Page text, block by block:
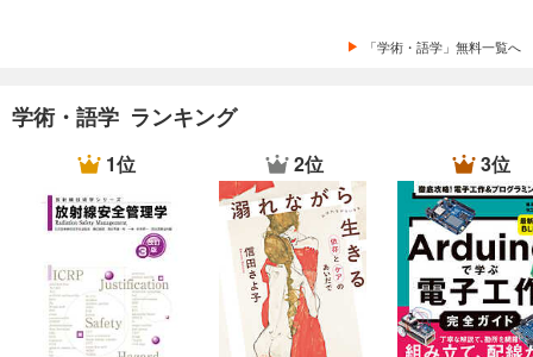
「学術・語学」無料一覧へ
学術・語学 ランキング
1位 2位 3位